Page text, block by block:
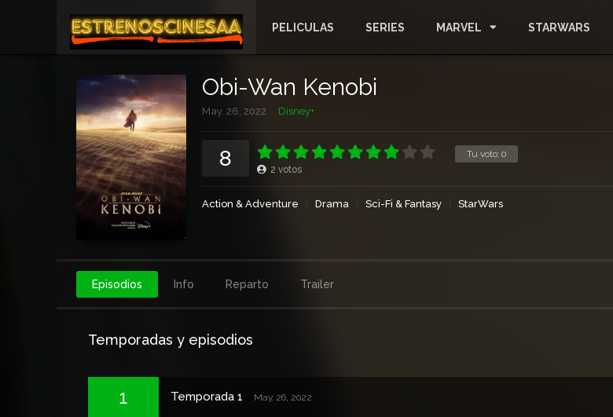
PELICULAS SERIES MARVEL STARWARS
Obi-Wan Kenobi
May. 26, 2022 Disney+
Tu voto: 0
8 2 votos
Action & Adventure Drama Sci-Fi & Fantasy StarWars
Episodios Info Reparto Trailer
Temporadas y episodios
1 Temporada 1 May. 26, 2022